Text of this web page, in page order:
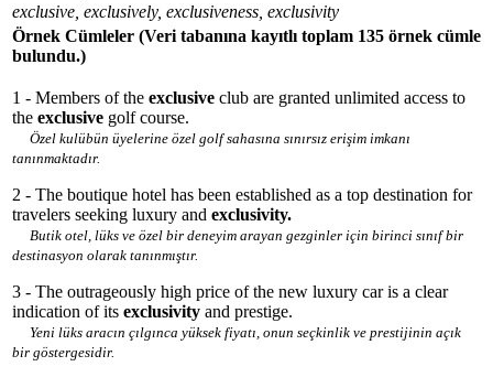
exclusive, exclusively, exclusiveness, exclusivity
Örnek Cümleler (Veri tabanına kayıtlı toplam 135 örnek cümle
bulundu.)
1 - Members of the exclusive club are granted unlimited access to
the exclusive golf course.
Özel kulübün üyelerine özel golf sahasına sınırsız erişim imkanı
tanınmaktadır.
2 - The boutique hotel has been established as a top destination for
travelers seeking luxury and exclusivity.
Butik otel, lüks ve özel bir deneyim arayan gezginler için birinci sınıf bir
destinasyon olarak tanınmıştır.
3 - The outrageously high price of the new luxury car is a clear
indication of its exclusivity and prestige.
Yeni lüks aracın çılgınca yüksek fiyatı, onun seçkinlik ve prestijinin açık
bir göstergesidir.